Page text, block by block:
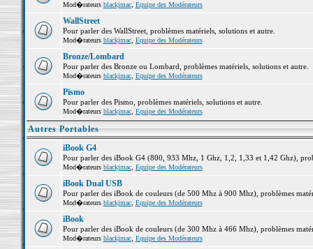
Mod�rateurs blackjmac, Equipe des Modérateurs
WallStreet
Pour parler des WallStreet, problèmes matériels, solutions et autre.
Mod�rateurs blackjmac, Equipe des Modérateurs
Bronze/Lombard
Pour parler des Bronze ou Lombard, problèmes matériels, solutions et autre.
Mod�rateurs blackjmac, Equipe des Modérateurs
Pismo
Pour parler des Pismo, problèmes matériels, solutions et autre.
Mod�rateurs blackjmac, Equipe des Modérateurs
Autres Portables
iBook G4
Pour parler des iBook G4 (800, 933 Mhz, 1 Ghz, 1,2, 1,33 et 1,42 Ghz),
Mod�rateurs blackjmac, Equipe des Modérateurs
iBook Dual USB
Pour parler des iBook de couleurs (de 500 Mhz à 900 Mhz), problèmes
Mod�rateurs blackjmac, Equipe des Modérateurs
iBook
Pour parler des iBook de couleurs (de 300 Mhz à 466 Mhz), problèmes
Mod�rateurs blackjmac, Equipe des Modérateurs